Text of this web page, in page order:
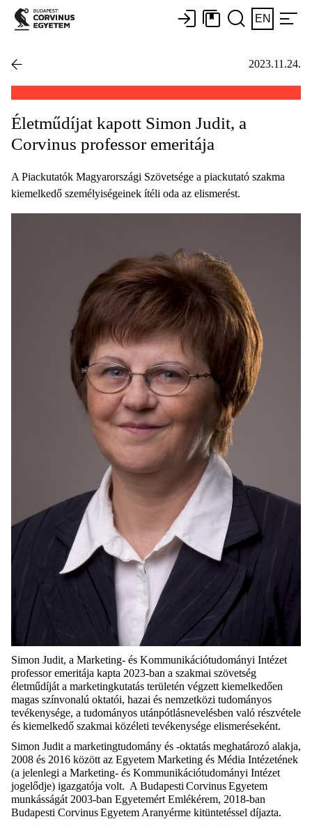
EN
2023.11.24.
Életműdíjat kapott Simon Judit, a
Corvinus professor emeritája
A Piackutatók Magyarországi Szövetsége a piackutató szakma
kiemelkedő személyiségeinek ítéli oda az elismerést.
Simon Judit, a Marketing- és Kommunikációtudományi Intézet
professor emeritája kapta 2023-ban a szakmai szövetség
életműdíját a marketingkutatás területén végzett kiemelkedően
magas színvonalú oktatói, hazai és nemzetközi tudományos
tevékenysége, a tudományos utánpótlásnevelésben való részvétele
és kiemelkedő szakmai közéleti tevékenysége elismeréseként.
Simon Judit a marketingtudomány és -oktatás meghatározó alakja,
2008 és 2016 között az Egyetem Marketing és Média Intézetének
(a jelenlegi a Marketing- és Kommunikációtudományi Intézet
jogelődje) igazgatója volt. A Budapesti Corvinus Egyetem
munkásságát 2003-ban Egyetemért Emlékérem, 2018-ban
Budapesti Corvinus Egyetem Aranyérme kitüntetéssel díjazta.